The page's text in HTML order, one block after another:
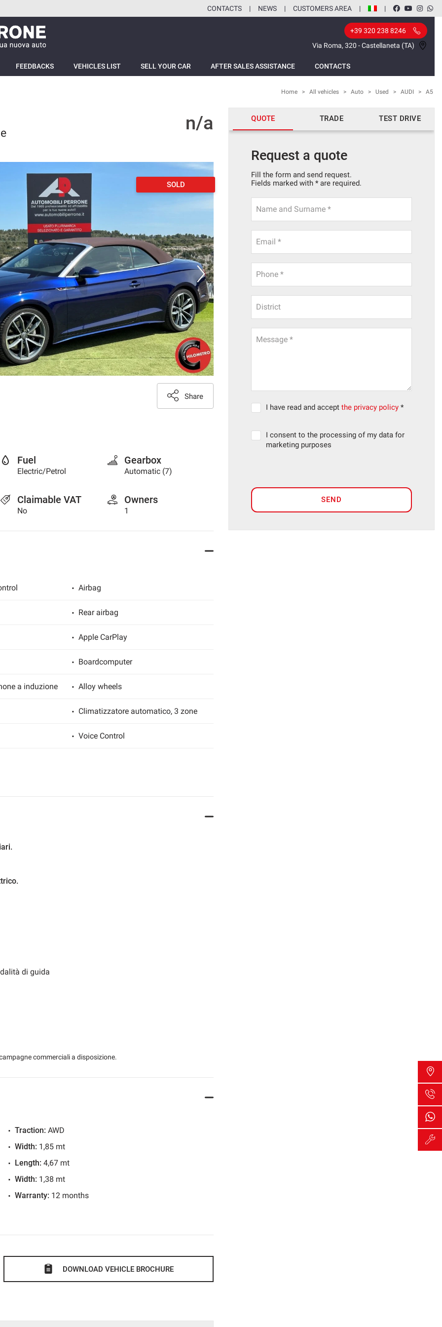
CONTACTS NEWS CUSTOMERS AREA
+39 320 238 8246
Via Roma, 320 - Castellaneta (TA)
FEEDBACKS VEHICLES LIST SELL YOUR CAR AFTER SALES ASSISTANCE CONTACTS
Home > All vehicles > Auto > Used > AUDI > A5
n/a
SOLD
Share
Fuel
Electric/Petrol
Gearbox
Automatic (7)
Claimable VAT
No
Owners
1
Airbag
Rear airbag
Apple CarPlay
Boardcomputer
a induzione Alloy wheels
Climatizzatore automatico, 3 zone
Voice Control
di guida
e foto più dettagliate.
ai nostri clienti!!
automobilistiche;
vettura;
commerciali a disposizione.
Traction: AWD
Width: 1,85 mt
Length: 4,67 mt
Width: 1,38 mt
Warranty: 12 months
DOWNLOAD VEHICLE BROCHURE
QUOTE TRADE TEST DRIVE
Request a quote
Fill the form and send request.
Fields marked with * are required.
Name and Surname *
Email *
Phone *
District
Message *
I have read and acceptthe privacy policy *
I consent to the processing of my data for
marketing purposes
SEND